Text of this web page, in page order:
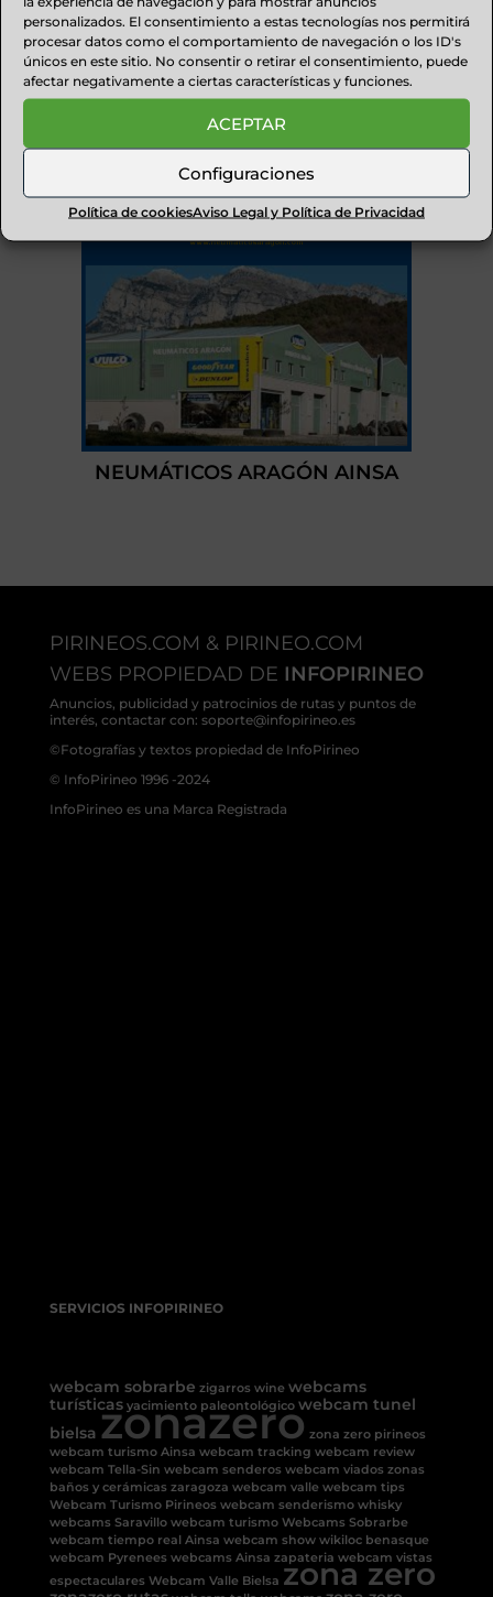
personalizados. El consentimiento a estas tecnologías nos permitirá
procesar datos como el comportamiento de navegación o los ID's
únicos en este sitio. No consentir o retirar el consentimiento, puede
afectar negativamente a ciertas características y funciones.
ACEPTAR
Configuraciones
Política de cookiesAviso Legal y Política de Privacidad
RESTAURANTE ALBERTO AINSA
NEUMÁTICOS ARAGÓN AINSA
PIRINEOS.COM & PIRINEO.COM
WEBS PROPIEDAD DE INFOPIRINEO
Anuncios, publicidad y patrocinios de rutas y puntos de
interés, contactar con: soporte@infopirineo.es
©Fotografías y textos propiedad de InfoPirineo
© InfoPirineo 1996 -2024
InfoPirineo es una Marca Registrada
SERVICIOS INFOPIRINEO
webcam sobrarbe zigarros wine webcams
turísticas yacimiento paleontológico webcam tunel
bielsa zonazero zona zero pirineos
webcam turismo Ainsa webcam tracking webcam review
webcam Tella-Sin webcam senderos webcam viados zonas
baños y cerámicas zaragoza webcam valle webcam tips
Webcam Turismo Pirineos webcam senderismo whisky
webcams Saravillo webcam turismo Webcams Sobrarbe
webcam tiempo real Ainsa webcam show wikiloc benasque
webcam Pyrenees webcams Ainsa zapateria webcam vistas
espectaculares Webcam Valle Bielsa zona zero